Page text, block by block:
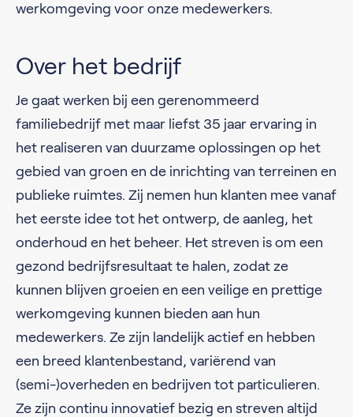
werkomgeving voor onze medewerkers.
Over het bedrijf
Je gaat werken bij een gerenommeerd
familiebedrijf met maar liefst 35 jaar ervaring in
het realiseren van duurzame oplossingen op het
gebied van groen en de inrichting van terreinen en
publieke ruimtes. Zij nemen hun klanten mee vanaf
het eerste idee tot het ontwerp, de aanleg, het
onderhoud en het beheer. Het streven is om een
gezond bedrijfsresultaat te halen, zodat ze
kunnen blijven groeien en een veilige en prettige
werkomgeving kunnen bieden aan hun
medewerkers. Ze zijn landelijk actief en hebben
een breed klantenbestand, variërend van
(semi-)overheden en bedrijven tot particulieren.
Ze zijn continu innovatief bezig en streven altijd